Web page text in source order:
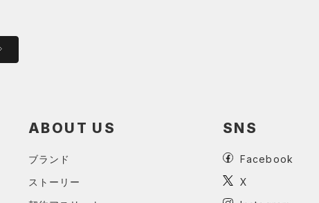
ABOUT US
ブランド
ストーリー
SNS
Facebook
X